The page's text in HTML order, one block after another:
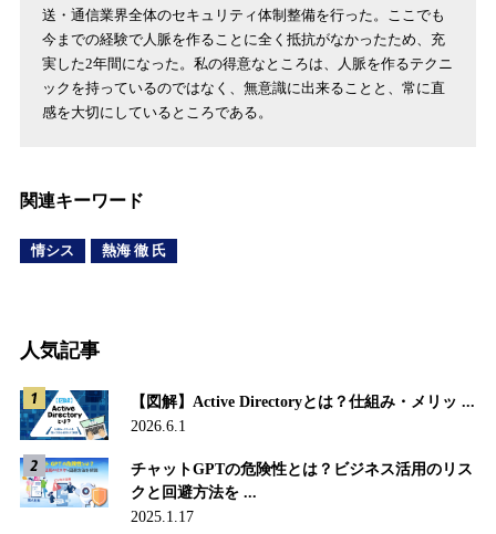
送・通信業界全体のセキュリティ体制整備を行った。ここでも
今までの経験で人脈を作ることに全く抵抗がなかったため、充
実した2年間になった。私の得意なところは、人脈を作るテクニ
ックを持っているのではなく、無意識に出来ることと、常に直
感を大切にしているところである。
関連キーワード
情シス 熱海 徹 氏
人気記事
【図解】Active Directoryとは？仕組み・メリッ ...
2026.6.1
チャットGPTの危険性とは？ビジネス活用のリス
クと回避方法を ...
2025.1.17